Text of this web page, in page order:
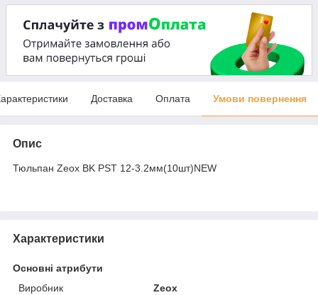
Доставка Оплата Умови повернення
Опис
Тюльпан Zeox BK PST 12-3.2мм(10шт)NEW
Характеристики
Основні атрибути
Виробник
Zeox